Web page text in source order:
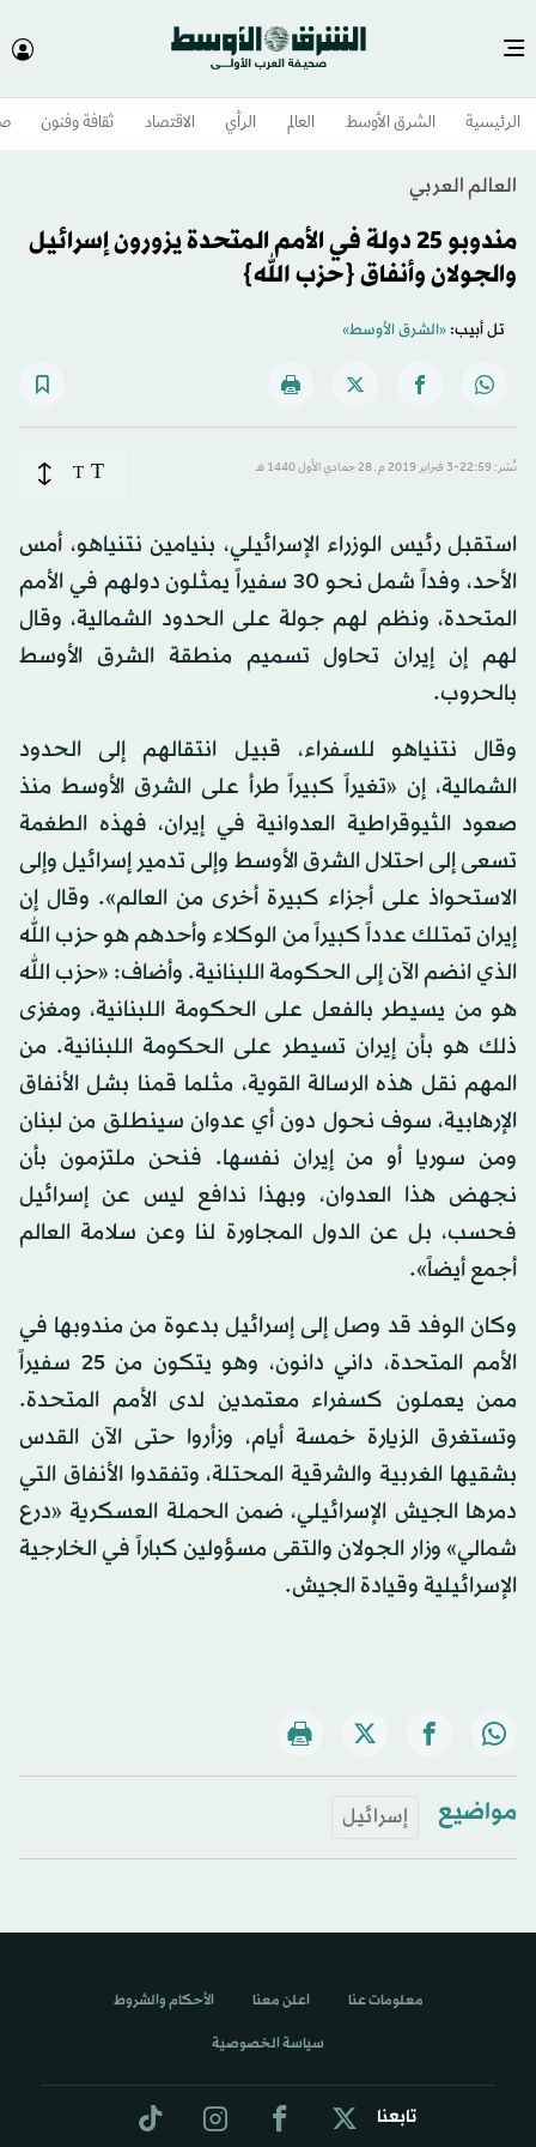
الرئيسية الشرق الأوسط​ العالم الرأي الاقتصاد ثقافة وفنون
العالم العربي
مندوبو 25 دولة في الأمم المتحدة يزورون إسرائيل
والجولان وأنفاق {حزب الله}
تل أبيب:«الشرق الأوسط»
نُشر: 22:59-3 فبراير 2019 م ـ 28 جمادي الأول 1440 هـ T
T
استقبل رئيس الوزراء الإسرائيلي، بنيامين نتنياهو، أمس
الأحد، وفداً شمل نحو 30 سفيراً يمثلون دولهم في الأمم
المتحدة، ونظم لهم جولة على الحدود الشمالية، وقال
لهم إن إيران تحاول تسميم منطقة الشرق الأوسط
بالحروب.
وقال نتنياهو للسفراء، قبيل انتقالهم إلى الحدود
الشمالية، إن «تغيراً كبيراً طرأ على الشرق الأوسط منذ
صعود الثيوقراطية العدوانية في إيران، فهذه الطغمة
تسعى إلى احتلال الشرق الأوسط وإلى تدمير إسرائيل وإلى
الاستحواذ على أجزاء كبيرة أخرى من العالم». وقال إن
إيران تمتلك عدداً كبيراً من الوكلاء وأحدهم هو حزب الله
الذي انضم الآن إلى الحكومة اللبنانية. وأضاف: «حزب الله
هو من يسيطر بالفعل على الحكومة اللبنانية، ومغزى
ذلك هو بأن إيران تسيطر على الحكومة اللبنانية. من
المهم نقل هذه الرسالة القوية، مثلما قمنا بشل الأنفاق
الإرهابية، سوف نحول دون أي عدوان سينطلق من لبنان
ومن سوريا أو من إيران نفسها. فنحن ملتزمون بأن
نجهض هذا العدوان، وبهذا ندافع ليس عن إسرائيل
فحسب، بل عن الدول المجاورة لنا وعن سلامة العالم
أجمع أيضاً».
وكان الوفد قد وصل إلى إسرائيل بدعوة من مندوبها في
الأمم المتحدة، داني دانون، وهو يتكون من 25 سفيراً
ممن يعملون كسفراء معتمدين لدى الأمم المتحدة.
وتستغرق الزيارة خمسة أيام، وزأروا حتى الآن القدس
بشقيها الغربية والشرقية المحتلة، وتفقدوا الأنفاق التي
دمرها الجيش الإسرائيلي، ضمن الحملة العسكرية «درع
شمالي» وزار الجولان والتقى مسؤولين كباراً في الخارجية
الإسرائيلية وقيادة الجيش.
مواضيع إسرائيل
تابعنا
معلومات عنا اعلن معنا الأحكام والشروط
سياسة الخصوصية